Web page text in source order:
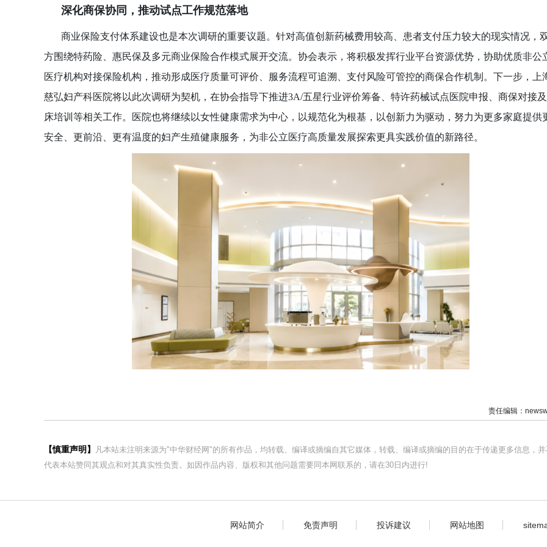
深化商保协同，推动试点工作规范落地
商业保险支付体系建设也是本次调研的重要议题。针对高值创新药械费用较高、患者支付压力较大的现实情况，
方围绕特药险、惠民保及多元商业保险合作模式展开交流。协会表示，将积极发挥行业平台资源优势，协助优质非公
医疗机构对接保险机构，推动形成医疗质量可评价、服务流程可追溯、支付风险可管控的商保合作机制。下一步，上
慈弘妇产科医院将以此次调研为契机，在协会指导下推进3A/五星行业评价筹备、特许药械试点医院申报、商保对接
床培训等相关工作。医院也将继续以女性健康需求为中心，以规范化为根基，以创新力为驱动，努力为更多家庭提供
安全、更前沿、更有温度的妇产生殖健康服务，为非公立医疗高质量发展探索更具实践价值的新路径。
责任编辑：
【慎重声明】
凡本站未注明来源为"中华财经网"的所有作品，均转载、编译或摘编自其它媒体，转载、编译或摘编的目的在于传递更多信息，并
代表本站赞同其观点和对其真实性负责。如因作品内容、版权和其他问题需要同本网联系的，请在30日内进行!
网站简介 免责声明 投诉建议 网站地图